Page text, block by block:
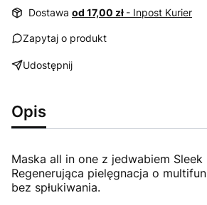
Dostawa od 17,00 zł - Inpost Kurier
Zapytaj o produkt
Udostępnij
Opis
Maska all in one z jedwabiem Sleek
Regenerująca pielęgnacja o
bez spłukiwania.